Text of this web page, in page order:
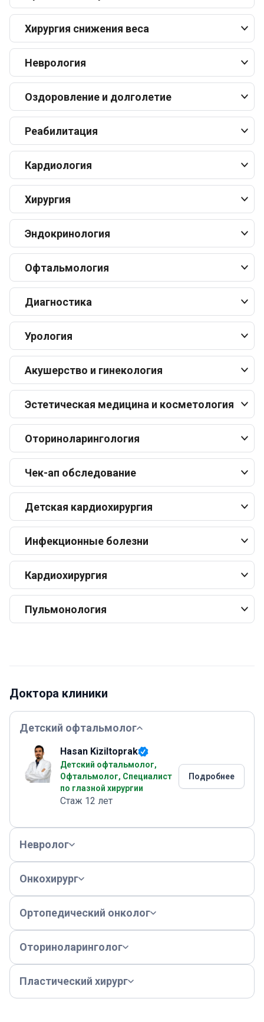
Хирургия снижения веса
Неврология
Оздоровление и долголетие
Реабилитация
Кардиология
Хирургия
Эндокринология
Офтальмология
Диагностика
Урология
Акушерство и гинекология
Эстетическая медицина и косметология
Оториноларингология
Чек-ап обследование
Детская кардиохирургия
Инфекционные болезни
Кардиохирургия
Пульмонология
Доктора клиники
Детский офтальмолог
Hasan Kiziltoprak
Детский офтальмолог,
Офтальмолог, Специалист
по глазной хирургии
Стаж 12 лет
Подробнее
Невролог
Онкохирург
Ортопедический онколог
Оториноларинголог
Пластический хирург